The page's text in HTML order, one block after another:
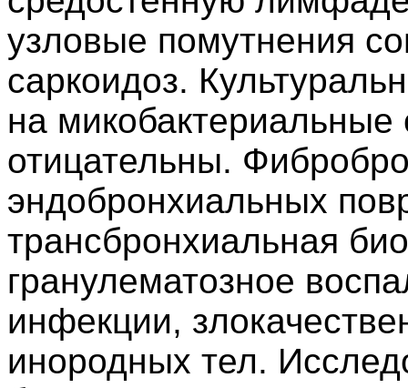
узловые помутнения
саркоидоз.
на
отицательны.
эндобронхиальных
трансбронхиальная
гранулематозное
инфекции,
инородных тел.